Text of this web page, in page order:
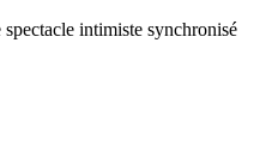
intimiste synchronisé